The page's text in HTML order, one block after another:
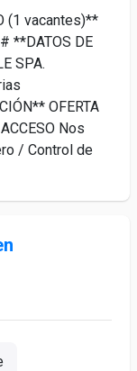
(1 vacantes)**
**DATOS DE
SPA.
OFERTA
Nos
/ Control de